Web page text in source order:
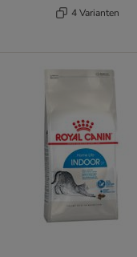
4 Varianten